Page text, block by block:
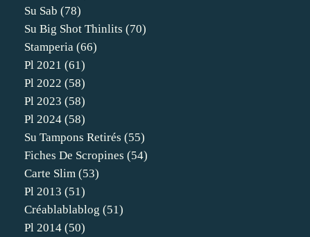
Su Sab (78)
Su Big Shot Thinlits (70)
Stamperia (66)
Pl 2021 (61)
Pl 2022 (58)
Pl 2023 (58)
Pl 2024 (58)
Su Tampons Retirés (55)
Fiches De Scropines (54)
Carte Slim (53)
Pl 2013 (51)
Créablablablog (51)
Pl 2014 (50)